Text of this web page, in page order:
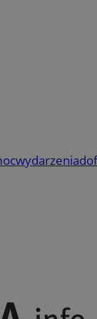
wydarzenia